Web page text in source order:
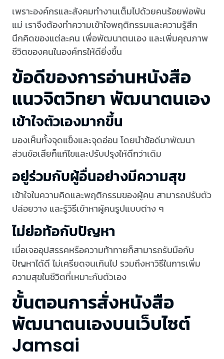
เพราะองค์กรและสังคมทำงานเต็มไปด้วยคนร้อยพ่อพัน
แม่ เราจึงต้องทำความเข้าใจพฤติกรรมและความรู้สึก
นึกคิดของแต่ละคน เพื่อพัฒนาตนเอง และเพิ่มคุณภาพ
ชีวิตของคนในองค์กรให้ดียิ่งขึ้น
ข้อดีของการอ่านหนังสือ
แนวจิตวิทยา พัฒนาตนเอง
เข้าใจตัวเองมากขึ้น
มองเห็นทั้งจุดแข็งและจุดอ่อน โดยนำข้อดีมาพัฒนา
ส่วนข้อเสียก็แก้ไขและปรับปรุงให้ดีกว่าเดิม
อยู่ร่วมกับผู้อื่นอย่างมีความสุข
เข้าใจในความคิดและพฤติกรรมของผู้คน สามารถปรับตัว
ปล่อยวาง และรู้วิธีเข้าหาผู้คนรูปแบบต่าง ๆ
ไม่ย่อท้อกับปัญหา
เมื่อเจออุปสรรคหรือความท้าทายก็สามารถรับมือกับ
ปัญหาได้ดี ไม่เครียดจนเกินไป รวมถึงหาวิธีในการเพิ่ม
ความสุขในชีวิตที่เหมาะกับตัวเอง
ขั้นตอนการสั่งหนังสือ
พัฒนาตนเองบนเว็บไซต์
Jamsai